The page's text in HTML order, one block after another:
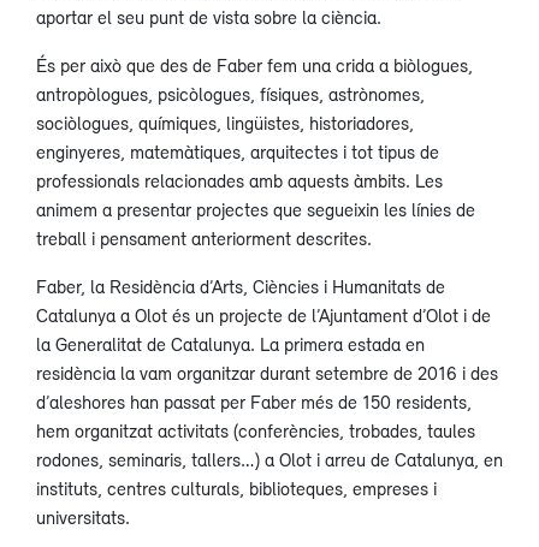
aportar el seu punt de vista sobre la ciència.
És per això que des de Faber fem una crida a biòlogues,
antropòlogues, psicòlogues, físiques, astrònomes,
sociòlogues, químiques, lingüistes, historiadores,
enginyeres, matemàtiques, arquitectes i tot tipus de
professionals relacionades amb aquests àmbits. Les
animem a presentar projectes que segueixin les línies de
treball i pensament anteriorment descrites.
Faber, la Residència d’Arts, Ciències i Humanitats de
Catalunya a Olot és un projecte de l’Ajuntament d’Olot i de
la Generalitat de Catalunya. La primera estada en
residència la vam organitzar durant setembre de 2016 i des
d’aleshores han passat per Faber més de 150 residents,
hem organitzat activitats (conferències, trobades, taules
rodones, seminaris, tallers…) a Olot i arreu de Catalunya, en
instituts, centres culturals, biblioteques, empreses i
universitats.